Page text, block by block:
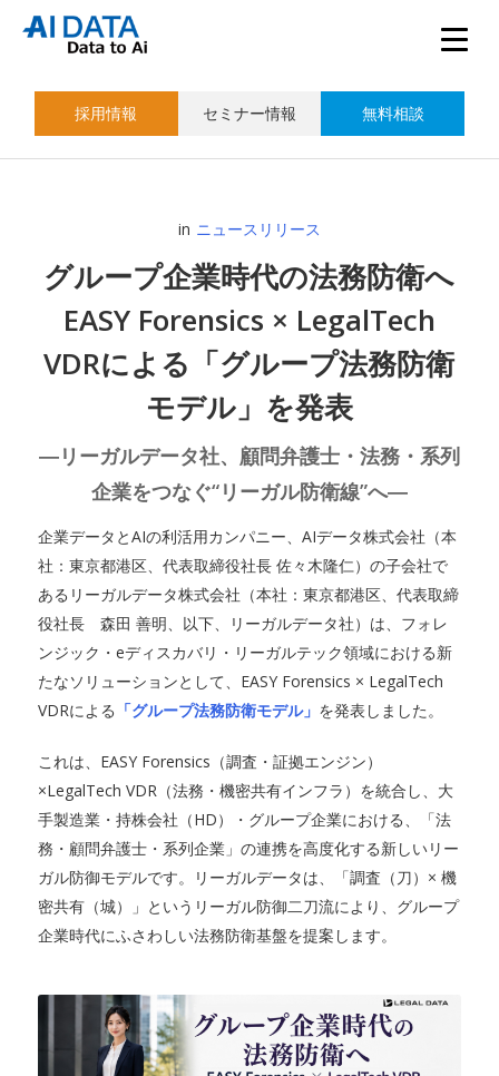
採用情報 セミナー情報 無料相談
in ニュースリリース
グループ企業時代の法務防衛へ
EASY Forensics × LegalTech
VDRによる「グループ法務防衛
モデル」を発表
―リーガルデータ社、顧問弁護士・法務・系列
企業をつなぐ“リーガル防衛線”へ―
企業データとAIの利活用カンパニー、AIデータ株式会社（本
社：東京都港区、代表取締役社長 佐々木隆仁）の子会社で
あるリーガルデータ株式会社（本社：東京都港区、代表取締
役社長 森田 善明、以下、リーガルデータ社）は、フォレ
ンジック・eディスカバリ・リーガルテック領域における新
たなソリューションとして、EASY Forensics × LegalTech
VDRによる 「グループ法務防衛モデル」 を発表しました。
これは、EASY Forensics（調査・証拠エンジン）
×LegalTech VDR（法務・機密共有インフラ）を統合し、大
手製造業・持株会社（HD）・グループ企業における、「法
務・顧問弁護士・系列企業」の連携を高度化する新しいリー
ガル防御モデルです。リーガルデータは、「調査（刀）× 機
密共有（城）」というリーガル防御二刀流により、グループ
企業時代にふさわしい法務防衛基盤を提案します。